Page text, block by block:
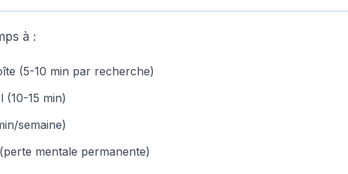
à :
(5-10 min par recherche)
(10-15 min)
semaine)
mentale permanente)